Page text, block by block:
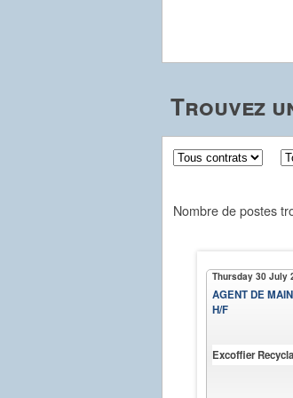
Trouvez
Nombre de postes
Thursday 30 July
AGENT DE
H/F
Excoffier